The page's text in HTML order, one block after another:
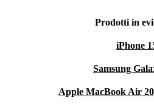
Prodotti in
iPhone
Samsung
Apple MacBook Air